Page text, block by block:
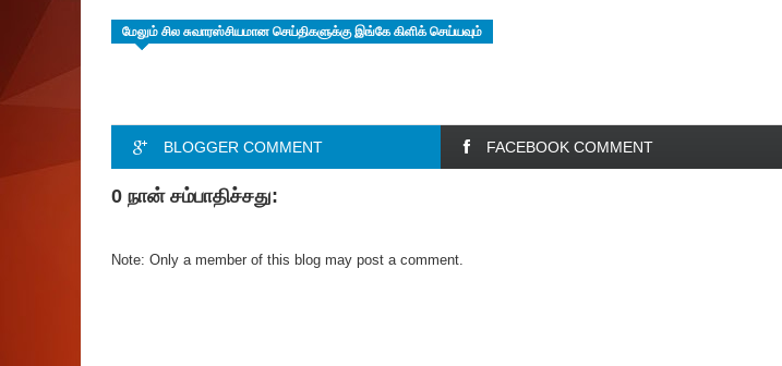
மேலும் சில சுவாரஸ்சியமான செய்திகளுக்கு இங்கே கிளிக் செய்யவும்
BLOGGER COMMENT FACEBOOK COMMENT
0 நான் சம்பாதிச்சது:
Note: Only a member of this blog may post a comment.